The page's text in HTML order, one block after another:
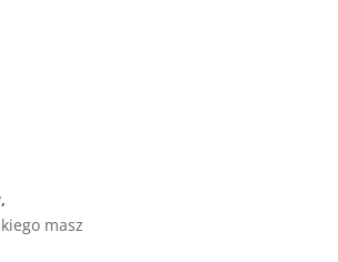
masz